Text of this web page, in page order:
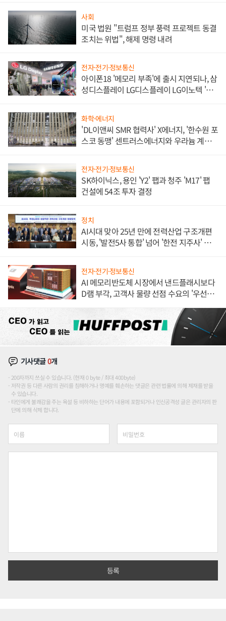
사회
미국 법원 "트럼프 정부 풍력 프로젝트 동결
조치는 위법", 해제 명령 내려
전자·전기·정보통신
아이폰18 '메모리 부족'에 출시 지연되나, 삼
성디스플레이 LG디스플레이 LG이노텍 '탈
화학·에너지
'DL이앤씨 SMR 협력사' X에너지, '한수원 포
스코 동맹' 센트러스에너지와 우라늄 계약
전자·전기·정보통신
SK하이닉스, 용인 'Y2' 팹과 청주 'M17' 팹
건설에 54조 투자 결정
정치
AI시대 맞아 25년 만에 전력산업 구조개편
시동, '발전5사 통합' 넘어 '한전 지주사' 재편
전자·전기·정보통신
AI 메모리반도체 시장에서 낸드플래시보다
D램 부각, 고객사 물량 선점 수요의 '우선순
기사댓글0개
200자까지 쓰실 수 있습니다. (현재 0 byte / 최대 400byte)
저작권 등 다른 사람의 권리를 침해하거나 명예를 훼손하는 댓글은 관련 법률에 의해 제재를 받을
수 있습니다.
타인에게 불쾌감을 주는 욕설 등 비하하는 단어가 내용에 포함되거나 인신공격성 글은 관리자의 판
단에 의해 삭제 합니다.